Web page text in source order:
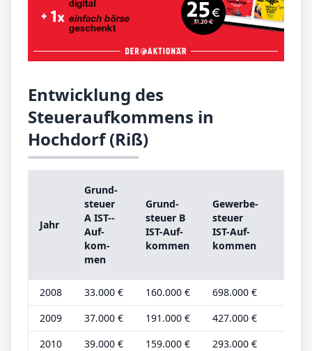
Entwicklung des
Steueraufkommens in
Hochdorf (Riß)
Jahr
Grund­
steu­er
A IST-­
Auf­
kom­
men
Grund­
steu­er B
IST-­Auf­
kom­men
Ge­wer­be­
steu­er
IST-­Auf­
kom­men
2008 33.000 € 160.000 € 698.000 €
2009
37.000 € 191.000 € 427.000 €
2010
39.000 € 159.000 € 293.000 €